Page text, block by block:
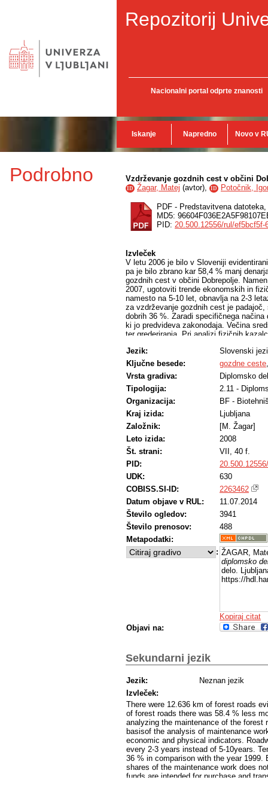
Repozitorij
Nacionalni portal odprte znanosti
Iskanje Napredno Novo v
Podrobno Vzdrževanje gozdnih cest v občini
ID Žagar, Matej (avtor), ID Potočnik,
PDF - Predstavitvena datoteka,
MD5:
PID: 20.500.12556/rul/ef5bcf5f-
Izvleček
V letu 2006 je bilo v Sloveniji
pa je bilo zbrano kar 58,4 % manj
gozdnih cest v občini Dobrepolje.
2007, ugotoviti trende ekonomskih in
namesto na 5-10 let, obnavlja na 2-3
za vzdrževanje gozdnih cest je
dobrih 36 %. Zaradi specifičnega
ki jo predvideva zakonodaja. Večina
ter grederiranja. Pri analizi fizičnih
grederjevih ur se ne spreminja
prihranka sredstev. Za ohranitev in
finančna sredstva. To je mogoče
prispevkom občine.
Jezik:
Slovenski
Ključne besede:
gozdne ceste
Vrsta gradiva:
Diplomsko
Tipologija:
2.11 -
Organizacija:
BF -
Kraj izida:
Ljubljana
Založnik:
[M. Žagar]
Leto izida:
2008
Št. strani:
VII, 40 f.
PID:
UDK:
630
COBISS.SI-ID:
2263462
Datum objave v RUL:
11.07.2014
Število ogledov:
3941
Število prenosov:
488
Metapodatki:
: ŽAGAR,
diplomsko
delo.
https://
Kopiraj citat
Objavi na:
Sekundarni jezik
Jezik:
Neznan jezik
Izvleček:
There were 12.636 km of forest roads
of forest roads there was 58.4 % less
analyzing the maintenance of the forest
basisof the analysis of maintenance
economic and physical indicators.
every 2-3 years instead of 5-10years.
36 % in comparison with the year
shares of the maintenance work does
funds are intended for purchase and